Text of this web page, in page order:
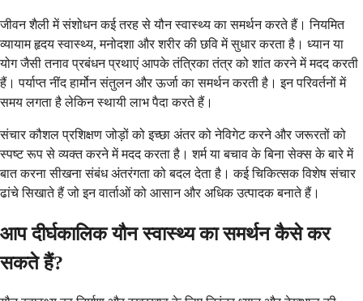
जीवन शैली में संशोधन कई तरह से यौन स्वास्थ्य का समर्थन करते हैं। नियमित
व्यायाम हृदय स्वास्थ्य, मनोदशा और शरीर की छवि में सुधार करता है। ध्यान या
योग जैसी तनाव प्रबंधन प्रथाएं आपके तंत्रिका तंत्र को शांत करने में मदद करती
हैं। पर्याप्त नींद हार्मोन संतुलन और ऊर्जा का समर्थन करती है। इन परिवर्तनों में
समय लगता है लेकिन स्थायी लाभ पैदा करते हैं।
संचार कौशल प्रशिक्षण जोड़ों को इच्छा अंतर को नेविगेट करने और जरूरतों को
स्पष्ट रूप से व्यक्त करने में मदद करता है। शर्म या बचाव के बिना सेक्स के बारे में
बात करना सीखना संबंध अंतरंगता को बदल देता है। कई चिकित्सक विशेष संचार
ढांचे सिखाते हैं जो इन वार्ताओं को आसान और अधिक उत्पादक बनाते हैं।
आप दीर्घकालिक यौन स्वास्थ्य का समर्थन कैसे कर
सकते हैं?